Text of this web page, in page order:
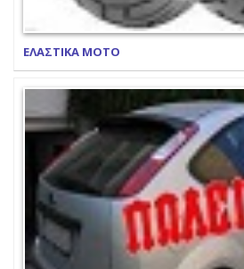
ΕΛΑΣΤΙΚΑ ΜΟΤΟ